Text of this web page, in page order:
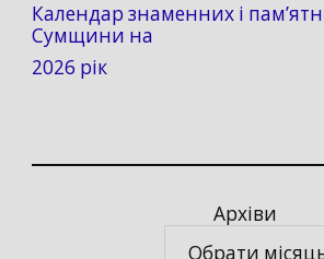
Календар знаменних і
Сумщини на
2026 рік
Архіви